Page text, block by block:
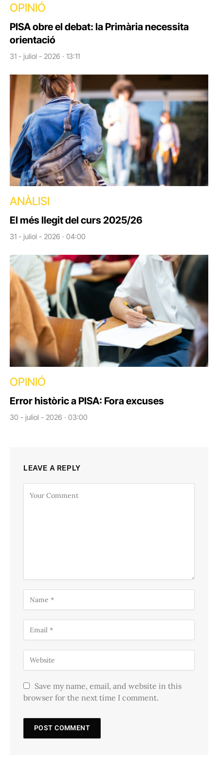
OPINIÓ
PISA obre el debat: la Primària necessita
orientació
31 - juliol - 2026 · 13:11
ANÀLISI
El més llegit del curs 2025/26
31 - juliol - 2026 · 04:00
OPINIÓ
Error històric a PISA: Fora excuses
30 - juliol - 2026 · 03:00
LEAVE A REPLY
Save my name, email, and website in this
browser for the next time I comment.